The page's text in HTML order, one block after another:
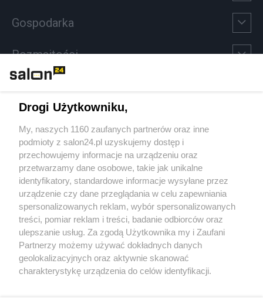
Gospodarka
Rozmaitości
Sport
Społeczeństwo
Kultura
X Facebook Instagram Youtube
Drogi Użytkowniku,
My, naszych 1160 zaufanych partnerów oraz inne
podmioty z salon24.pl uzyskujemy dostęp i
przechowujemy informacje na urządzeniu oraz
przetwarzamy dane osobowe, takie jak unikalne
identyfikatory, standardowe informacje wysyłane przez
urządzenie czy dane przeglądania w celu zapewniania
spersonalizowanych reklam, wybór spersonalizowanych
treści, pomiar reklam i treści, badanie odbiorców oraz
ulepszanie usług. Za zgodą Użytkownika my i Zaufani
Partnerzy możemy używać dokładnych danych
geolokalizacyjnych oraz aktywnie skanować
charakterystykę urządzenia do celów identyfikacji.